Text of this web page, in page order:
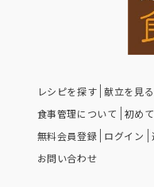
レシピを探す 献立を見る
食事管理について
初め
無料会員登録 ログイン
お問い合わせ